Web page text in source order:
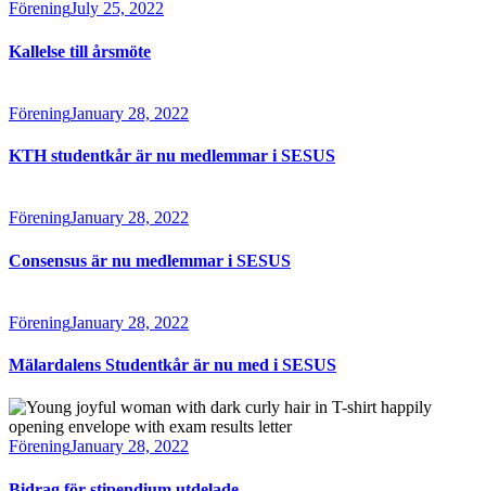
FöreningJuly 25, 2022
Kallelse till årsmöte
FöreningJanuary 28, 2022
KTH studentkår är nu medlemmar i SESUS
FöreningJanuary 28, 2022
Consensus är nu medlemmar i SESUS
FöreningJanuary 28, 2022
Mälardalens Studentkår är nu med i SESUS
FöreningJanuary 28, 2022